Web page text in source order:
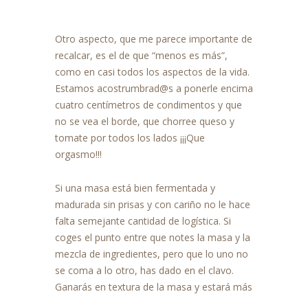
Otro aspecto, que me parece importante de
recalcar, es el de que “menos es más”,
como en casi todos los aspectos de la vida.
Estamos acostrumbrad@s a ponerle encima
cuatro centímetros de condimentos y que
no se vea el borde, que chorree queso y
tomate por todos los lados ¡¡¡Que
orgasmo!!!
Si una masa está bien fermentada y
madurada sin prisas y con cariño no le hace
falta semejante cantidad de logística. Si
coges el punto entre que notes la masa y la
mezcla de ingredientes, pero que lo uno no
se coma a lo otro, has dado en el clavo.
Ganarás en textura de la masa y estará más